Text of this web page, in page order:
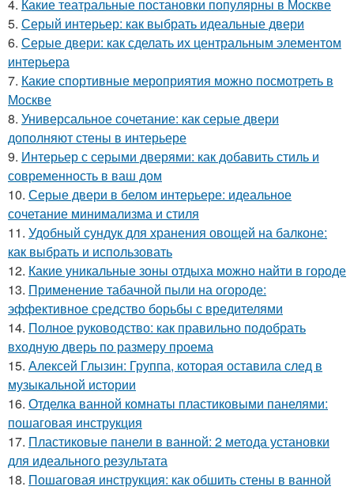
4. Какие театральные постановки популярны в Москве
5. Серый интерьер: как выбрать идеальные двери
6. Серые двери: как сделать их центральным элементом
интерьера
7. Какие спортивные мероприятия можно посмотреть в
Москве
8. Универсальное сочетание: как серые двери
дополняют стены в интерьере
9. Интерьер с серыми дверями: как добавить стиль и
современность в ваш дом
10. Серые двери в белом интерьере: идеальное
сочетание минимализма и стиля
11. Удобный сундук для хранения овощей на балконе:
как выбрать и использовать
12. Какие уникальные зоны отдыха можно найти в городе
13. Применение табачной пыли на огороде:
эффективное средство борьбы с вредителями
14. Полное руководство: как правильно подобрать
входную дверь по размеру проема
15. Алексей Глызин: Группа, которая оставила след в
музыкальной истории
16. Отделка ванной комнаты пластиковыми панелями:
пошаговая инструкция
17. Пластиковые панели в ванной: 2 метода установки
для идеального результата
18. Пошаговая инструкция: как обшить стены в ванной